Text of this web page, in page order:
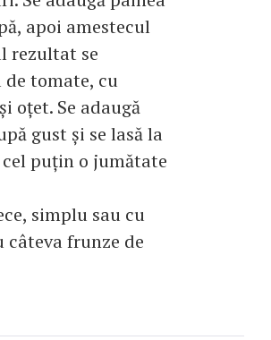
apoi amestecul
rezultat se
de tomate, cu
oţet. Se adaugă
gust şi se lasă la
puţin o jumătate
simplu sau cu
câteva frunze de